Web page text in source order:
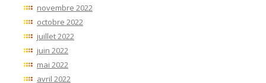
novembre 2022
octobre 2022
juillet 2022
juin 2022
mai 2022
avril 2022